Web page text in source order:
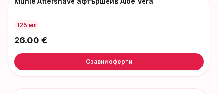
125 мл
26.00 €
Сравни оферти